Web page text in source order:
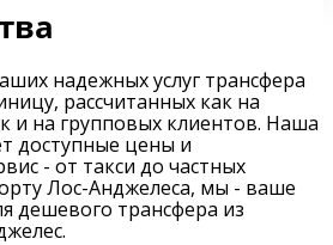
надежных услуг трансфера
рассчитанных как на
и на групповых клиентов. Наша
доступные цены и
- от такси до частных
Лос-Анджелеса, мы - ваше
дешевого трансфера из